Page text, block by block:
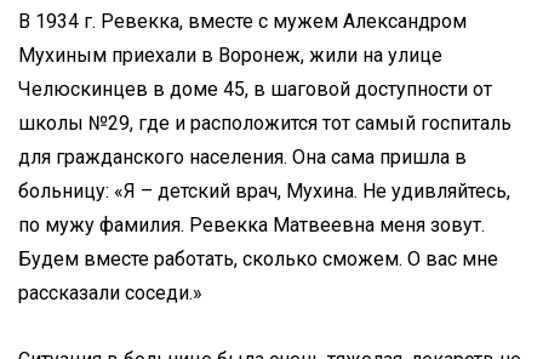
В 1934 г. Ревекка, вместе с мужем Александром
Мухиным приехали в Воронеж, жили на улице
Челюскинцев в доме 45, в шаговой доступности от
школы №29, где и расположится тот самый госпиталь
для гражданского населения. Она сама пришла в
больницу: «Я – детский врач, Мухина. Не удивляйтесь,
по мужу фамилия. Ревекка Матвеевна меня зовут.
Будем вместе работать, сколько сможем. О вас мне
рассказали соседи.»